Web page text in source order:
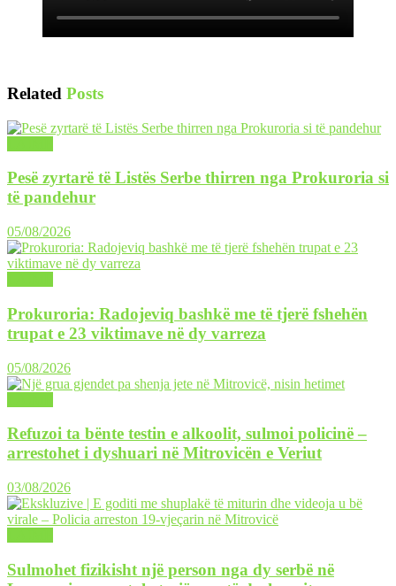
Related Posts
Pesë zyrtarë të Listës Serbe thirren nga Prokuroria si
të pandehur
05/08/2026
Prokuroria: Radojeviq bashkë me të tjerë fshehën
trupat e 23 viktimave në dy varreza
05/08/2026
Refuzoi ta bënte testin e alkoolit, sulmoi policinë –
arrestohet i dyshuari në Mitrovicën e Veriut
03/08/2026
Sulmohet fizikisht një person nga dy serbë në